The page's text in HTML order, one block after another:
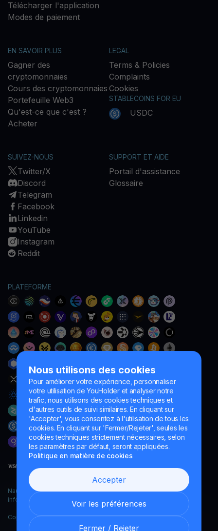
Nous utilisons des cookies
Pour améliorer votre expérience, personnaliser
votre utilisation de YouHolder et analyser notre
trafic, nous utilisons des cookies techniques et
d'autres outils de suivi similaires. En cliquant sur
'Accepter', vous consentez à l'utilisation de tous les
cookies. En cliquant sur 'Fermer/Rejeter', seules les
cookies techniques strictement nécessaires, selon
les paramètres par défaut, seront appliquées.
Politique en matière de cookies
Accepter
Voir les préférences
Fermer / Rejeter
Télécharger l'application
Modes de paiement
EN SAVOIR PLUS
Gagner des
cryptomonnaies
Cours des cryptomonnaies
Portefeuille Web3
Qu'est-ce que c'est ?
Acheter
LEGAL
Terms & Policies
Complaints
Cookies
STABLECOINS FOR EU
USDC
SUIVEZ-NOUS
Twitter/X
Discord
Telegram
Facebook
Linkedin
YouTube
Instagram
Reddit
SUPPORT ET AIDE
Portail d'assistance
Glossaire
PLATEFORME
Naumard LTD. – uniquement à des fins de développement
informatique, de recherche et de marketing
Copyright YouHodler, 2026.